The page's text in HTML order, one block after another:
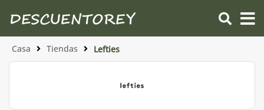
Casa Tiendas Lefties